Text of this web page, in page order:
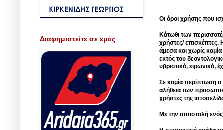
Οι όροι χρήσης που
Κάτωθι των
χρήστες/ επισκέπτες.
άμεσα και χωρίς
εκτός του
υβριστικό, ειρωνικό,
Σε καμία περίπτωση ο
αλήθεια των
χρήστες της
Με την αποστολή
Διαφημιστείτε σε εμάς